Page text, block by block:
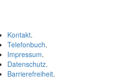
Kontakt.
Telefonbuch.
Impressum.
Datenschutz.
Barrierefreiheit.